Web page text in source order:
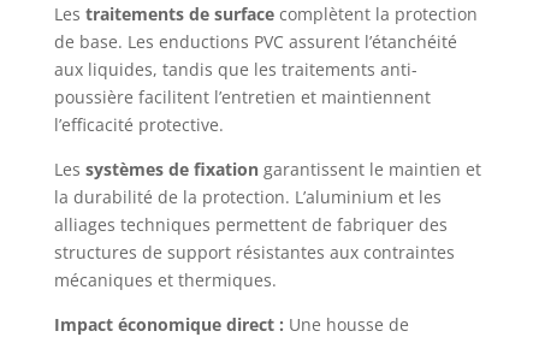
Les traitements de surfacecomplètent la protection
de base. Les enductions PVC assurent l’étanchéité
aux liquides, tandis que les traitements anti-
poussière facilitent l’entretien et maintiennent
l’efficacité protective.
Les systèmes de fixationgarantissent le maintien et
la durabilité de la protection. L’aluminium et les
alliages techniques permettent de fabriquer des
structures de support résistantes aux contraintes
mécaniques et thermiques.
Impact économique direct : Une housse de